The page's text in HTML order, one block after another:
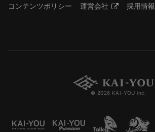
コンテンツポリシー
運営会社 採用情報
© 2026 KAI-YOU inc.